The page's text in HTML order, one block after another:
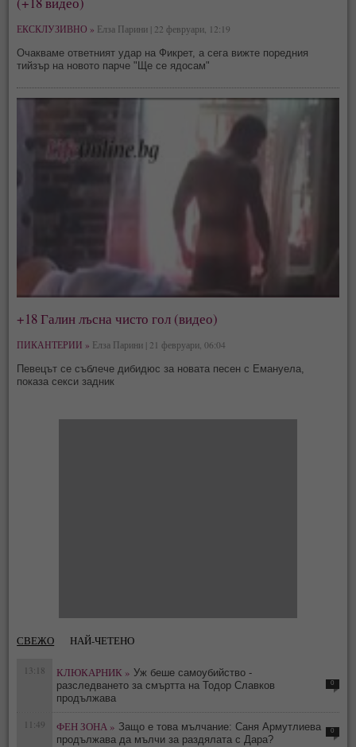
ЕКСКЛУЗИВНО » Елза Парини | 22 февруари, 12:19
Очакваме ответният удар на Фикрет, а сега вижте поредния
тийзър на новото парче "Ще се ядосам"
+18 Галин лъсна чисто гол (видео)
ПИКАНТЕРИИ » Елза Парини | 21 февруари, 06:04
Певецът се съблече дибидюс за новата песен с Емануела,
показа секси задник
СВЕЖО НАЙ-ЧЕТЕНО
13:18 КЛЮКАРНИК » Уж беше самоубийство -
разследването за смъртта на Тодор Славков
продължава
0
11:49 ФЕН ЗОНА » Защо е това мълчание: Саня Армутлиева
продължава да мълчи за раздялата с Дара?
0